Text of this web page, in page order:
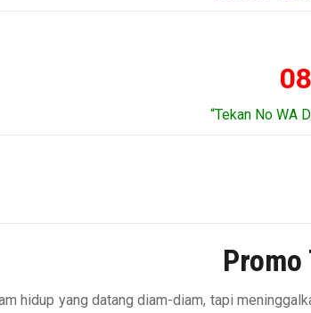
“Tekan No WA
hidup yang datang diam-diam, tapi